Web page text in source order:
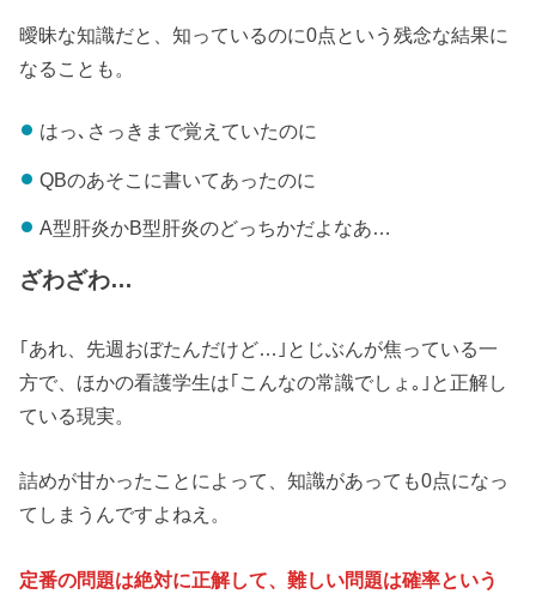
曖昧な知識だと、知っているのに0点という残念な結果に
なることも。
はっ､さっきまで覚えていたのに
QBのあそこに書いてあったのに
A型肝炎かB型肝炎のどっちかだよなあ…
ざわざわ…
｢あれ、先週おぼたんだけど…｣とじぶんが焦っている一
方で、ほかの看護学生は｢こんなの常識でしょ｡｣と正解し
ている現実。
詰めが甘かったことによって、知識があっても0点になっ
てしまうんですよねえ。
定番の問題は絶対に正解して、難しい問題は確率という